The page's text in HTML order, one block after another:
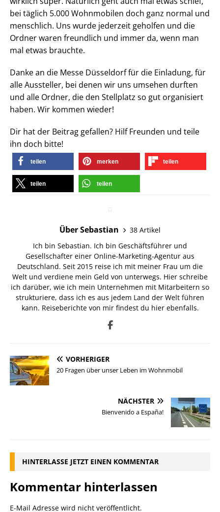
bei täglich 5.000 Wohnmobilen doch ganz normal und
menschlich. Uns wurde jederzeit geholfen und die
Ordner waren freundlich und immer da, wenn man
mal etwas brauchte.
Danke an die Messe Düsseldorf für die Einladung, für
alle Aussteller, bei denen wir uns umsehen durften
und alle Ordner, die den Stellplatz so gut organisiert
haben. Wir kommen wieder!
Dir hat der Beitrag gefallen? Hilf Freunden und teile
ihn doch bitte!
teilen merken teilen
teilen teilen
Über Sebastian
38 Artikel
Ich bin Sebastian. Ich bin Geschäftsführer und
Gesellschafter einer Online-Marketing-Agentur aus
Deutschland. Seit 2015 reise ich mit meiner Frau um die
Welt und verdiene mein Geld von unterwegs. Hier schreibe
ich darüber, wie ich mein Unternehmen mit Mitarbeitern so
strukturiere, dass ich es aus jedem Land der Welt führen
kann. Reiseberichte von mir findest du hier ebenfalls.
VORHERIGER
20 Fragen über unser Leben im Wohnmobil
NÄCHSTER
Bienvenido a España!
HINTERLASSE JETZT EINEN KOMMENTAR
Kommentar hinterlassen
E-Mail Adresse wird nicht veröffentlicht.